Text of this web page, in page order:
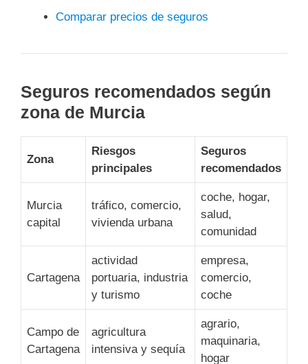
Comparar precios de seguros
Seguros recomendados según
zona de Murcia
Zona
Riesgos
principales
Seguros
recomendados
Murcia
capital
tráfico, comercio,
vivienda urbana
coche, hogar,
salud,
comunidad
Cartagena
actividad
portuaria, industria
y turismo
empresa,
comercio,
coche
Campo de
Cartagena
agricultura
intensiva y sequía
agrario,
maquinaria,
hogar